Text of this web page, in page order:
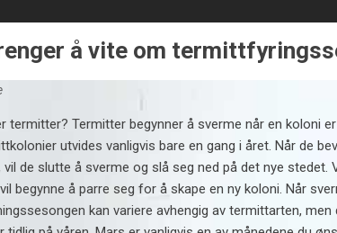
å vite om
termitter? Termitter begynner å sverme når en koloni
utvides vanligvis bare en gang i året. Når de
vil de slutte å sverme og slå seg ned på det nye stedet.
begynne å parre seg for å skape en ny koloni. Når
kan variere avhengig av termittarten, men